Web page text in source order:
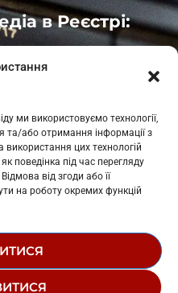
ми використовуємо технології,
та/або отримання інформації з
цих технологій
поведінка під час перегляду
від згоди або її
на роботу окремих функцій
в Реєстрі: